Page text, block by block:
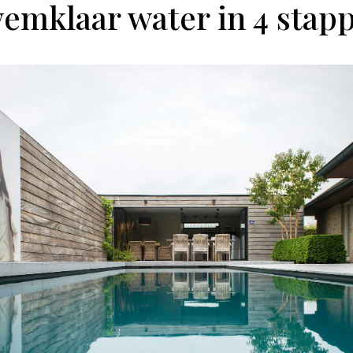
water in 4